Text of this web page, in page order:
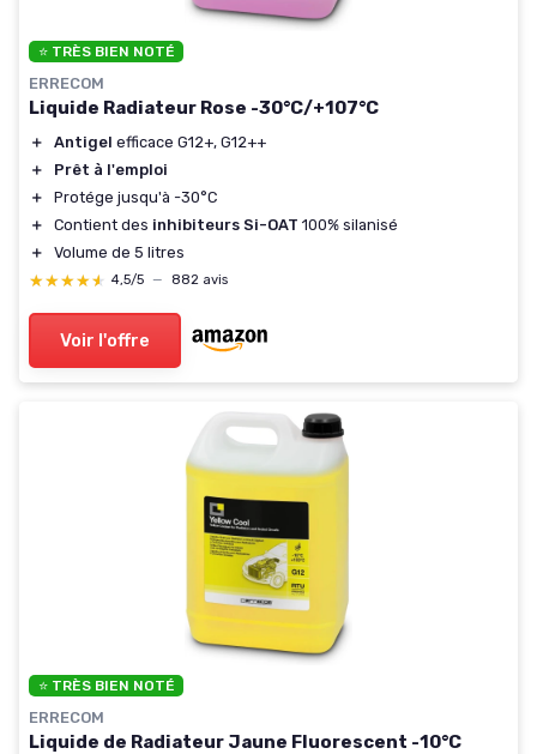
⭐ TRÈS BIEN NOTÉ
ERRECOM
Liquide Radiateur Rose -30°C/+107°C
＋ Antigel efficace G12+, G12++
＋
Prêt à l'emploi
＋
Protége jusqu'à -30°C
＋
Contient des inhibiteurs Si-OAT 100% silanisé
＋
Volume de 5 litres
★★★★★
★★★★★ 4,5/5 — 882 avis
Voir l'offre
⭐ TRÈS BIEN NOTÉ
ERRECOM
Liquide de Radiateur Jaune Fluorescent -10°C